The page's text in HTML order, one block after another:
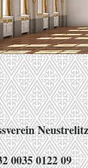
0035 0122 09